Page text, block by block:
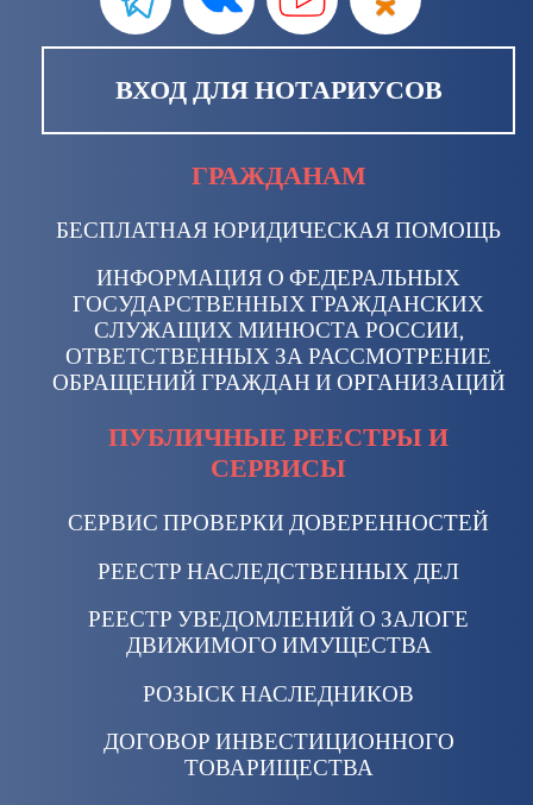
ВХОД ДЛЯ НОТАРИУСОВ
ГРАЖДАНАМ
БЕСПЛАТНАЯ ЮРИДИЧЕСКАЯ ПОМОЩЬ
ИНФОРМАЦИЯ О ФЕДЕРАЛЬНЫХ
ГОСУДАРСТВЕННЫХ ГРАЖДАНСКИХ
СЛУЖАЩИХ МИНЮСТА РОССИИ,
ОТВЕТСТВЕННЫХ ЗА РАССМОТРЕНИЕ
ОБРАЩЕНИЙ ГРАЖДАН И ОРГАНИЗАЦИЙ
ПУБЛИЧНЫЕ РЕЕСТРЫ И
СЕРВИСЫ
СЕРВИС ПРОВЕРКИ ДОВЕРЕННОСТЕЙ
РЕЕСТР НАСЛЕДСТВЕННЫХ ДЕЛ
РЕЕСТР УВЕДОМЛЕНИЙ О ЗАЛОГЕ
ДВИЖИМОГО ИМУЩЕСТВА
РОЗЫСК НАСЛЕДНИКОВ
ДОГОВОР ИНВЕСТИЦИОННОГО
ТОВАРИЩЕСТВА